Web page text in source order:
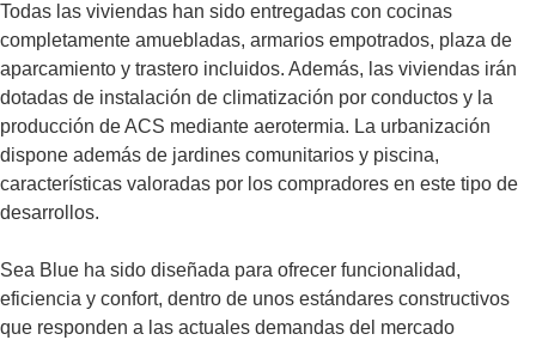
Todas las viviendas han sido entregadas con cocinas
completamente amuebladas, armarios empotrados, plaza de
aparcamiento y trastero incluidos. Además, las viviendas irán
dotadas de instalación de climatización por conductos y la
producción de ACS mediante aerotermia. La urbanización
dispone además de jardines comunitarios y piscina,
características valoradas por los compradores en este tipo de
desarrollos.
Sea Blue ha sido diseñada para ofrecer funcionalidad,
eficiencia y confort, dentro de unos estándares constructivos
que responden a las actuales demandas del mercado